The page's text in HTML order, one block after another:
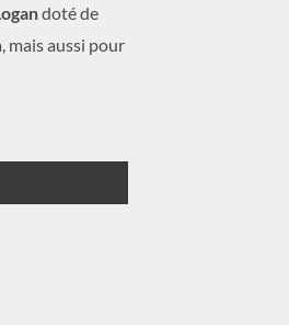
doté de
mais aussi pour